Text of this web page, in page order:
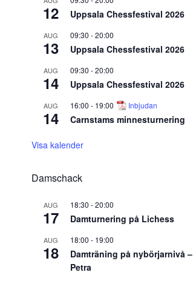
12 Uppsala Chessfestival 2026
AUG
13
09:30 -20:00
Uppsala Chessfestival 2026
AUG
14
09:30 -20:00
Uppsala Chessfestival 2026
AUG
14
16:00 - 19:00 Inbjudan
Carnstams minnesturnering
Visa kalender
Damschack
AUG
17
18:30 -20:00
Damturnering på Lichess
AUG
18
18:00 - 19:00
Damträning på nybörjarnivå –
Petra